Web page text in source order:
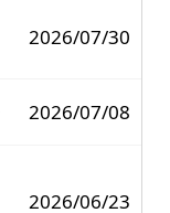
2026/07/30
2026/07/08
2026/06/23